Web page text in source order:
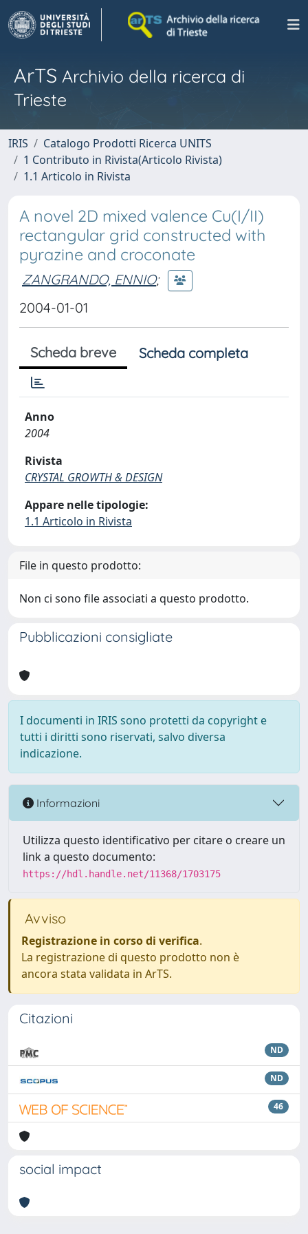
ArTS Archivio della ricerca di
Trieste
IRIS
Catalogo Prodotti Ricerca UNITS
1 Contributo in Rivista(Articolo Rivista)
1.1 Articolo in Rivista
A novel 2D mixed valence Cu(I/II)
rectangular grid constructed with
pyrazine and croconate
ZANGRANDO, ENNIO;
2004-01-01
Scheda breve Scheda completa
Anno
2004
Rivista
CRYSTAL GROWTH & DESIGN
Appare nelle tipologie:
1.1 Articolo in Rivista
File in questo prodotto:
Non ci sono file associati a questo prodotto.
Pubblicazioni consigliate
I documenti in IRIS sono protetti da copyright e
tutti i diritti sono riservati, salvo diversa
indicazione.
Informazioni
Utilizza questo identificativo per citare o creare un
link a questo documento:
https://hdl.handle.net/11368/1703175
Avviso
Registrazione in corso di verifica.
La registrazione di questo prodotto non è
ancora stata validata in ArTS.
Citazioni
ND
ND
46
social impact